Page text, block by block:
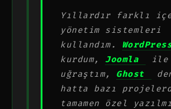
Yıllardır farklı
yönetim sistemleri
kullandım.
kurdum, Joomla
ile
uğraştım, Ghost
hatta bazı
tamamen özel